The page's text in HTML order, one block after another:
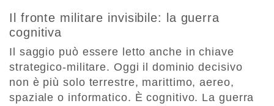
Il fronte militare invisibile: la guerra
cognitiva
Il saggio può essere letto anche in chiave
strategico-militare. Oggi il dominio decisivo
non è più solo terrestre, marittimo, aereo,
spaziale o informatico. È cognitivo. La guerra